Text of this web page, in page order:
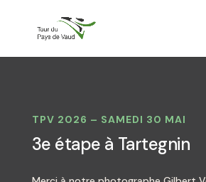
TPV 2026 – SAMEDI 30 MAI
3e étape à Tartegnin